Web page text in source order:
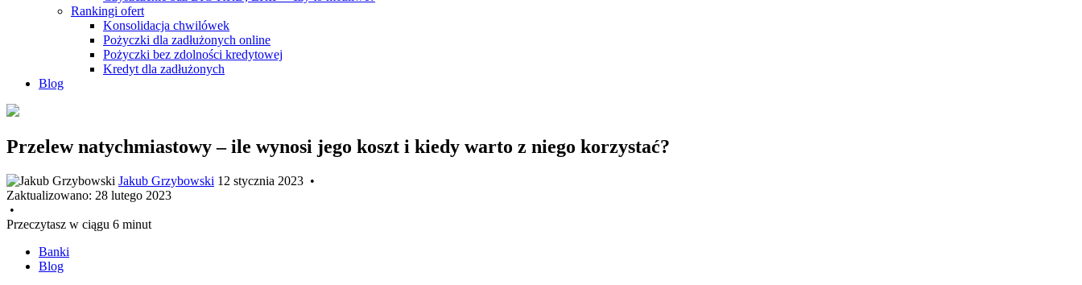
Rankingi ofert
Konsolidacja chwilówek
Pożyczki dla zadłużonych online
Pożyczki bez zdolności kredytowej
Kredyt dla zadłużonych
Blog
Przelew natychmiastowy – ile wynosi jego koszt i kiedy warto z niego korzystać?
Jakub Grzybowski 12 stycznia 2023 •
Zaktualizowano: 28 lutego 2023
•
Przeczytasz w ciągu 6 minut
Banki
Blog